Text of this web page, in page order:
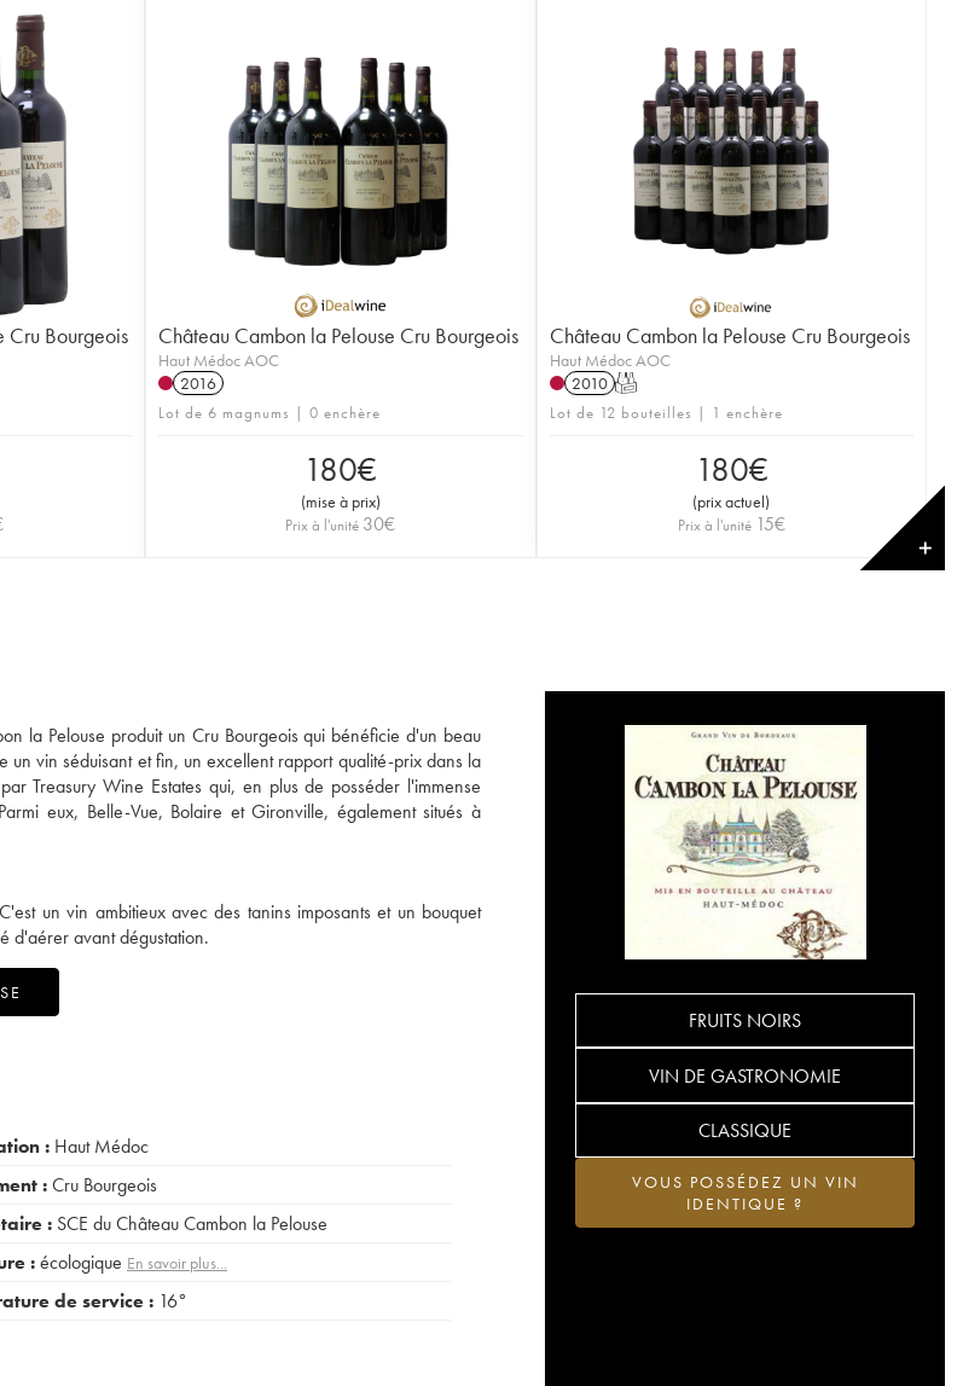
Cru Bourgeois Château Cambon la Pelouse Cru Bourgeois
Haut Médoc AOC
2016
Lot de 6 magnums | 0 enchère
180€
(mise à prix)
Prix à l'unité 30€
Château Cambon la Pelouse Cru Bourgeois
Haut Médoc AOC
2010 T
Lot de 12 bouteilles | 1 enchère
180€
(prix actuel)
Prix à l'unité 15€
✕
la Pelouse produit un Cru Bourgeois qui bénéficie d'un beau
vin séduisant et fin, un excellent rapport qualité-prix dans la
Treasury Wine Estates qui, en plus de posséder l'immense
eux, Belle-Vue, Bolaire et Gironville, également situés à
un vin ambitieux avec des tanins imposants et un bouquet
d'aérer avant dégustation.
FRUITS NOIRS
VIN DE GASTRONOMIE
CLASSIQUE
VOUS POSSÉDEZ UN VIN
IDENTIQUE ?
: Haut Médoc
:Cru Bourgeois
: SCE du Château Cambon la Pelouse
:écologique En savoir plus...
de service : 16°